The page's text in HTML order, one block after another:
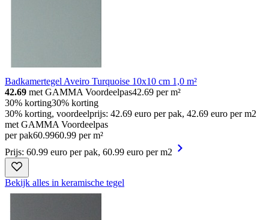
Badkamertegel Aveiro Turquoise 10x10 cm 1,0 m²
42.69 met GAMMA Voordeelpas42.69 per m²
30% korting30% korting
30% korting, voordeelprijs: 42.69 euro per pak, 42.69 euro per m2
met GAMMA Voordeelpas
per pak60.9960.99 per m²
Prijs: 60.99 euro per pak, 60.99 euro per m2
Bekijk alles in keramische tegel